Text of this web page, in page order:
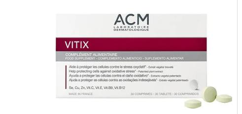
o
d
u
p